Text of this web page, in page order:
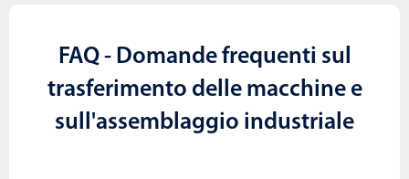
FAQ - Domande frequenti sul
trasferimento delle macchine e
sull'assemblaggio industriale